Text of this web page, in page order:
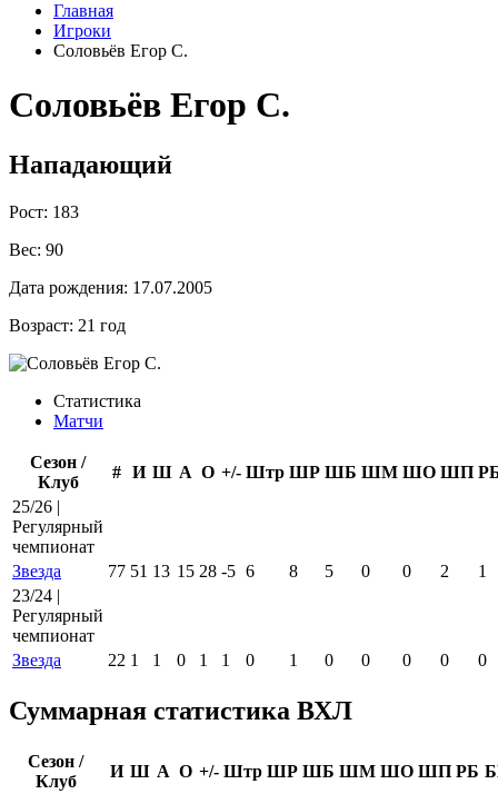
Главная
Игроки
Соловьёв Егор С.
Соловьёв Егор С.
Нападающий
Рост: 183
Вес: 90
Дата рождения: 17.07.2005
Возраст: 21 год
Статистика
Матчи
Сезон /
Клуб
# И Ш А О +/- Штр ШР ШБ ШМ ШО ШП
25/26 |
Регулярный
чемпионат
Звезда
77 51 13 15 28 -5 6 8 5 0 0 2
1
23/24 |
Регулярный
чемпионат
Звезда
22 1 1 0 1 1 0 1 0 0 0 0 0
Суммарная статистика ВХЛ
Сезон /
Клуб
И Ш А О +/- Штр ШР ШБ ШМ ШО ШП РБ